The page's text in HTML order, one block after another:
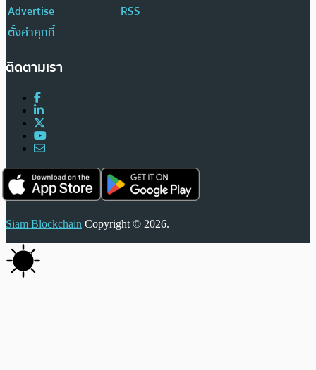
Advertise
RSS
ตั้งค่าคุกกี้
ติดตามเรา
Siam Blockchain Copyright © 2026.